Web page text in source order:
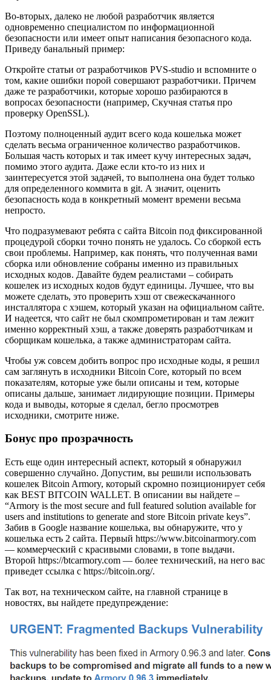
Во-вторых, далеко не любой разработчик является
одновременно специалистом по информационной
безопасности или имеет опыт написания безопасного кода.
Приведу банальный пример:
Откройте статьи от разработчиков PVS-studio и вспомните о
том, какие ошибки порой совершают разработчики. Причем
даже те разработчики, которые хорошо разбираются в
вопросах безопасности (например, Скучная статья про
проверку OpenSSL).
Поэтому полноценный аудит всего кода кошелька может
сделать весьма ограниченное количество разработчиков.
Большая часть которых и так имеет кучу интересных задач,
помимо этого аудита. Даже если кто-то из них и
заинтересуется этой задачей, то выполнена она будет только
для определенного коммита в git. А значит, оценить
безопасность кода в конкретный момент времени весьма
непросто.
Что подразумевают ребята с сайта Bitcoin под фиксированной
процедурой сборки точно понять не удалось. Со сборкой есть
свои проблемы. Например, как понять, что полученная вами
сборка или обновление собраны именно из правильных
исходных кодов. Давайте будем реалистами – собирать
кошелек из исходных кодов будут единицы. Лучшее, что вы
можете сделать, это проверить хэш от свежескачанного
инсталлятора с хэшем, который указан на официальном сайте.
И надеется, что сайт не был скомпрометирован и там лежит
именно корректный хэш, а также доверять разработчикам и
сборщикам кошелька, а также администраторам сайта.
Чтобы уж совсем добить вопрос про исходные коды, я решил
сам заглянуть в исходники Bitcoin Core, который по всем
показателям, которые уже были описаны и тем, которые
описаны дальше, занимает лидирующие позиции. Примеры
кода и выводы, которые я сделал, бегло просмотрев
исходники, смотрите ниже.
Бонус про прозрачность
Есть еще один интересный аспект, который я обнаружил
совершенно случайно. Допустим, вы решили использовать
кошелек Bitcoin Armory, который скромно позиционирует себя
как BEST BITCOIN WALLET. В описании вы найдете –
“Armory is the most secure and full featured solution available for
users and institutions to generate and store Bitcoin private keys”.
Забив в Google название кошелька, вы обнаружите, что у
кошелька есть 2 сайта. Первый https://www.bitcoinarmory.com
— коммерческий с красивыми словами, в топе выдачи.
Второй https://btcarmory.com — более технический, на него вас
приведет ссылка с https://bitcoin.org/.
Так вот, на техническом сайте, на главной странице в
новостях, вы найдете предупреждение: